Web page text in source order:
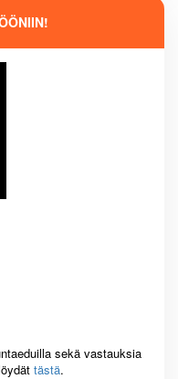
sekä vastauksia
tästä.